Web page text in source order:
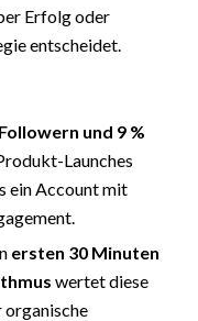
Erfolg oder
entscheidet.
und 9 %
Launches
ein Account mit
ersten 30 Minuten
wertet diese
organische